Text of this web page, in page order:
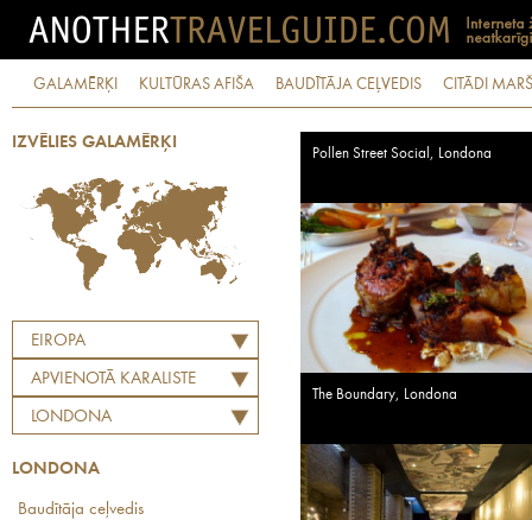
GALAMĒRĶI KULTŪRAS AFIŠA BAUDĪTĀJA CEĻVEDIS CITĀDI
IZVĒLIES GALAMĒRĶI
EIROPA
APVIENOTĀ KARALISTE
LONDONA
LONDONA
Baudītāja ceļvedis
Pollen Street Social, Londona
The Boundary, Londona